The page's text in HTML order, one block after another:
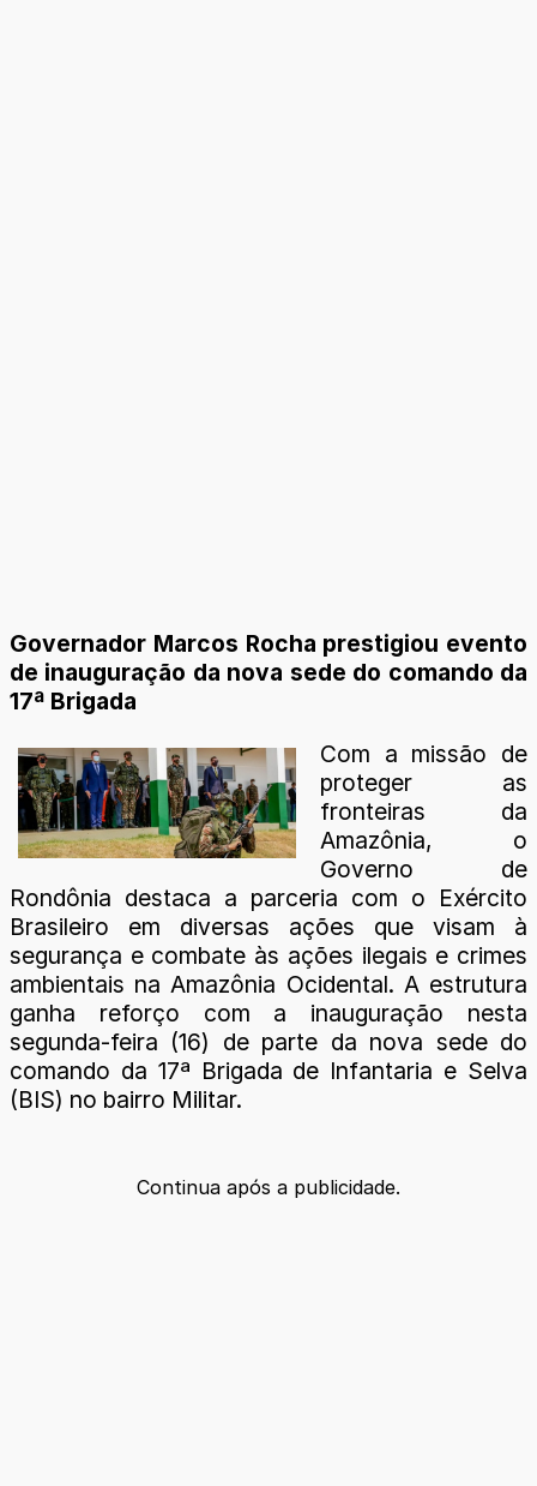
Governador Marcos Rocha prestigiou evento
de inauguração da nova sede do comando da
17ª Brigada
Com a missão de
proteger as
fronteiras da
Amazônia, o
Governo de
Rondônia destaca a parceria com o Exército
Brasileiro em diversas ações que visam à
segurança e combate às ações ilegais e crimes
ambientais na Amazônia Ocidental. A estrutura
ganha reforço com a inauguração nesta
segunda-feira (16) de parte da nova sede do
comando da 17ª Brigada de Infantaria e Selva
(BIS) no bairro Militar.
Continua após a publicidade.